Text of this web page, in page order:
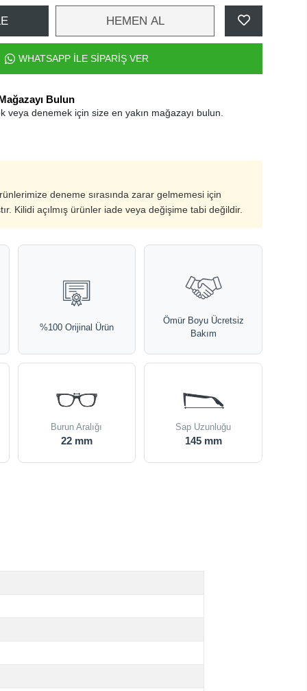
HEMEN AL
WHATSAPP İLE SİPARİŞ VER
Bulun
veya denemek için size en yakın mağazayı bulun.
deneme sırasında zarar gelmemesi için
Kilidi açılmış ürünler iade veya değişime tabi değildir.
%100 Orijinal Ürün
Ömür Boyu Ücretsiz
Bakım
Burun Aralığı
22 mm
Sap Uzunluğu
145 mm